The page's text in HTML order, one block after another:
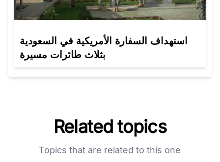
استهداف السفارة الأمريكية في السعودية
بثلاث طائرات مسيرة
Related topics
Topics that are related to this one